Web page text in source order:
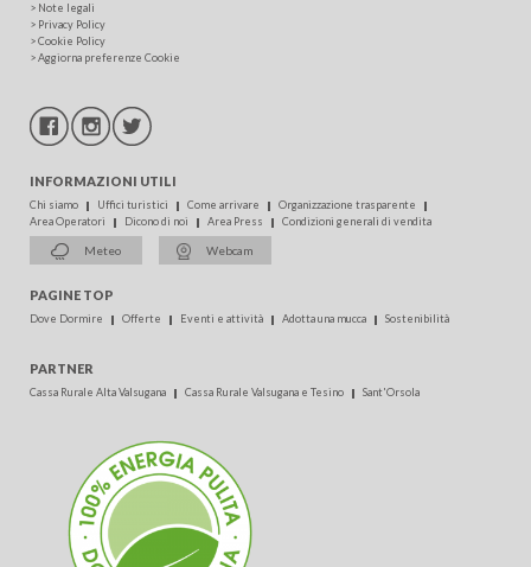
> Note legali
> Privacy Policy
>Cookie Policy
>Aggiorna preferenze Cookie
INFORMAZIONI UTILI
Chi siamo Uffici turistici Come arrivare
Organizzazione trasparente
Area Operatori
Dicono di noi Area Press Condizioni generali di vendita
Meteo Webcam
PAGINE TOP
Dove Dormire Offerte Eventi e attività Adotta una mucca Sostenibilità
PARTNER
Cassa Rurale Alta Valsugana Cassa Rurale Valsugana e Tesino Sant'Orsola